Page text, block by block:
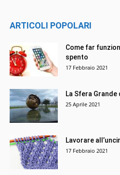
ARTICOLI POPOLARI
Come far
spento
17 Febbraio 2021
La Sfera
25 Aprile 2021
Lavorare
17 Febbraio 2021